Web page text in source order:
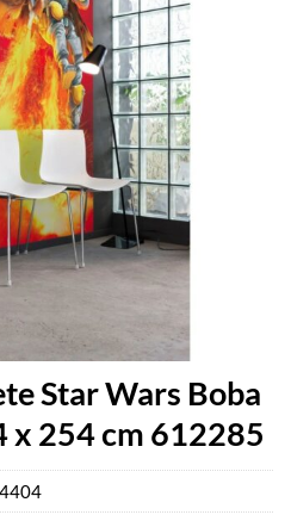
Star Wars Boba
x 254 cm 612285